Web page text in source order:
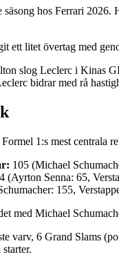
hos Ferrari
ett litet övertag med
slog Leclerc i Kinas
bidrar med rå
1:s mest centrala
105 (Michael
(Ayrton Senna: 65,
155,
med Michael
varv, 6 Grand Slams